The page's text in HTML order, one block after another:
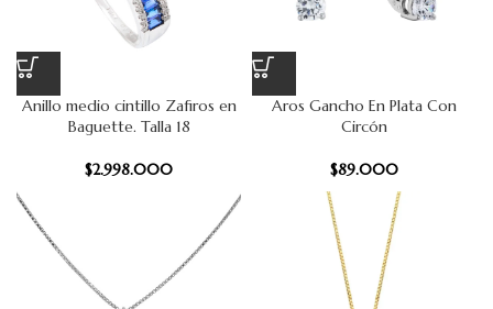
Anillo medio cintillo Zafiros en
Baguette. Talla 18
$2.998.000
Aros Gancho En Plata Con
Circón
$89.000